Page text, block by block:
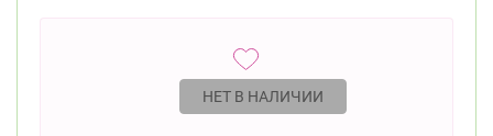
НЕТ В НАЛИЧИИ